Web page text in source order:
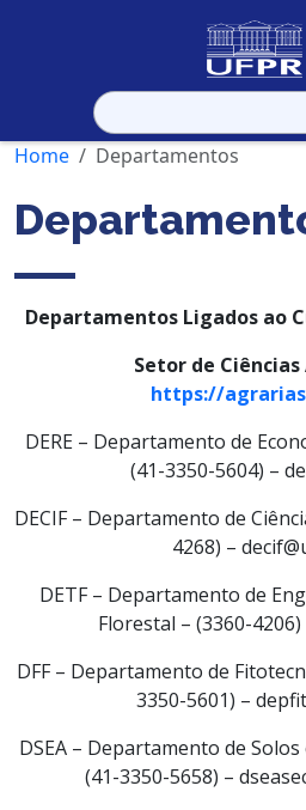
Pesquisar
por:
Home
Departamentos
Departamentos Ligados ao
Setor de
https://
DERE – Departamento de
(41-3350-5604) –
DECIF – Departamento de
4268) –
DETF – Departamento de
Florestal – (3360-
DFF – Departamento de
3350-5601) –
DSEA – Departamento de
(41-3350-5658) –